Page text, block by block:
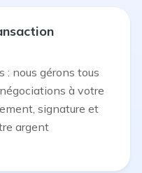
: nous gérons tous
à votre
signature et
argent